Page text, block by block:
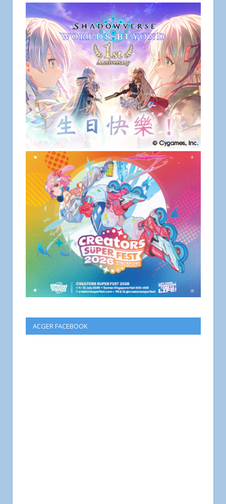
ACGER FACEBOOK